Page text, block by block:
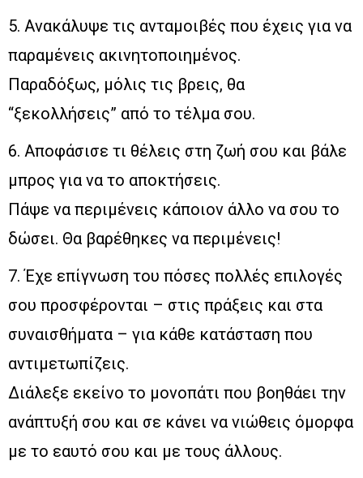
5. Ανακάλυψε τις ανταμοιβές που έχεις για να
παραμένεις ακινητοποιημένος.
Παραδόξως, μόλις τις βρεις, θα
“ξεκολλήσεις” από το τέλμα σου.
6. Αποφάσισε τι θέλεις στη ζωή σου και βάλε
μπρος για να το αποκτήσεις.
Πάψε να περιμένεις κάποιον άλλο να σου το
δώσει. Θα βαρέθηκες να περιμένεις!
7. Έχε επίγνωση του πόσες πολλές επιλογές
σου προσφέρονται – στις πράξεις και στα
συναισθήματα – για κάθε κατάσταση που
αντιμετωπίζεις.
Διάλεξε εκείνο το μονοπάτι που βοηθάει την
ανάπτυξή σου και σε κάνει να νιώθεις όμορφα
με το εαυτό σου και με τους άλλους.